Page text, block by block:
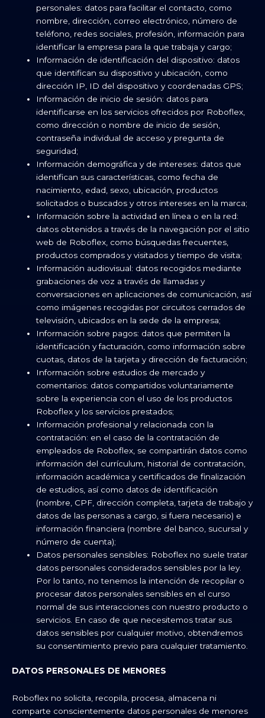
personales: datos para facilitar el contacto, como
nombre, dirección, correo electrónico, número de
teléfono, redes sociales, profesión, información para
identificar la empresa para la que trabaja y cargo;
Información de identificación del dispositivo: datos
que identifican su dispositivo y ubicación, como
dirección IP, ID del dispositivo y coordenadas GPS;
Información de inicio de sesión: datos para
identificarse en los servicios ofrecidos por Roboflex,
como dirección o nombre de inicio de sesión,
contraseña individual de acceso y pregunta de
seguridad;
Información demográfica y de intereses: datos que
identifican sus características, como fecha de
nacimiento, edad, sexo, ubicación, productos
solicitados o buscados y otros intereses en la marca;
Información sobre la actividad en línea o en la red:
datos obtenidos a través de la navegación por el sitio
web de Roboflex, como búsquedas frecuentes,
productos comprados y visitados y tiempo de visita;
Información audiovisual: datos recogidos mediante
grabaciones de voz a través de llamadas y
conversaciones en aplicaciones de comunicación, así
como imágenes recogidas por circuitos cerrados de
televisión, ubicados en la sede de la empresa;
Información sobre pagos: datos que permiten la
identificación y facturación, como información sobre
cuotas, datos de la tarjeta y dirección de facturación;
Información sobre estudios de mercado y
comentarios: datos compartidos voluntariamente
sobre la experiencia con el uso de los productos
Roboflex y los servicios prestados;
Información profesional y relacionada con la
contratación: en el caso de la contratación de
empleados de Roboflex, se compartirán datos como
información del currículum, historial de contratación,
información académica y certificados de finalización
de estudios, así como datos de identificación
(nombre, CPF, dirección completa, tarjeta de trabajo y
datos de las personas a cargo, si fuera necesario) e
información financiera (nombre del banco, sucursal y
número de cuenta);
Datos personales sensibles: Roboflex no suele tratar
datos personales considerados sensibles por la ley.
Por lo tanto, no tenemos la intención de recopilar o
procesar datos personales sensibles en el curso
normal de sus interacciones con nuestro producto o
servicios. En caso de que necesitemos tratar sus
datos sensibles por cualquier motivo, obtendremos
su consentimiento previo para cualquier tratamiento.
DATOS PERSONALES DE MENORES
Roboflex no solicita, recopila, procesa, almacena ni
comparte conscientemente datos personales de menores